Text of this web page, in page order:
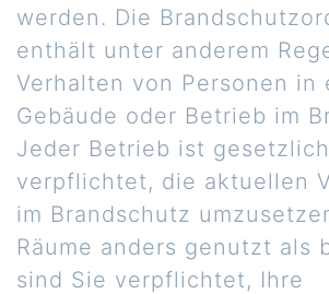
werden. Die
enthält unter anderem
Verhalten von Personen in
Gebäude oder Betrieb im
Jeder Betrieb ist
verpflichtet, die aktuellen
im Brandschutz
Räume anders genutzt als
sind Sie verpflichtet, Ihre